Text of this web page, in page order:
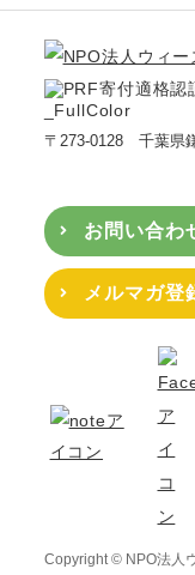
〒273-0128 千葉県
お問い合わ
メルマガ登
Copyright © NPO法人